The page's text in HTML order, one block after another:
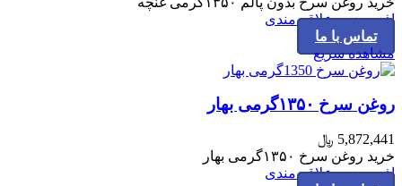
افزودن به علاقه مندی
تماس با ما
مشاهده سریع
روغن سرخ ۱۳۵۰گرمی بهار
5,872,441 ﷼
خرید روغن سرخ ۱۳۵۰گرمی بهار
افزودن به علاقه مندی